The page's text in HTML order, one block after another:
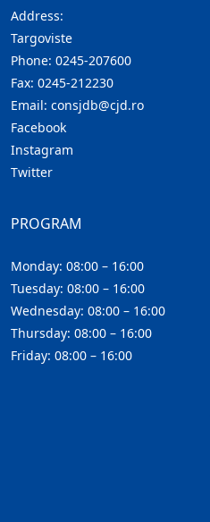
Address:
Targoviste
Phone: 0245-207600
Fax: 0245-212230
Email: consjdb@cjd.ro
Facebook
Instagram
Twitter
PROGRAM
Monday: 08:00 – 16:00
Tuesday: 08:00 – 16:00
Wednesday: 08:00 – 16:00
Thursday: 08:00 – 16:00
Friday: 08:00 – 16:00